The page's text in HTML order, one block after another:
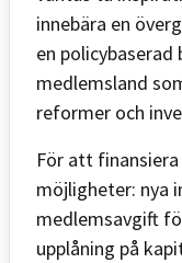
innebära en
en
medlemsland
reformer och
För att
möjligheter: nya
medlemsavgift
upplåning på